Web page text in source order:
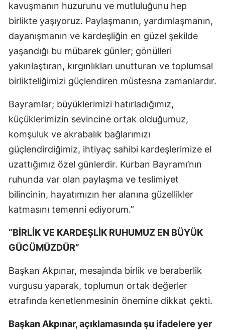
kavuşmanın huzurunu ve mutluluğunu hep
birlikte yaşıyoruz. Paylaşmanın, yardımlaşmanın,
dayanışmanın ve kardeşliğin en güzel şekilde
yaşandığı bu mübarek günler; gönülleri
yakınlaştıran, kırgınlıkları unutturan ve toplumsal
birlikteliğimizi güçlendiren müstesna zamanlardır.
Bayramlar; büyüklerimizi hatırladığımız,
küçüklerimizin sevincine ortak olduğumuz,
komşuluk ve akrabalık bağlarımızı
güçlendirdiğimiz, ihtiyaç sahibi kardeşlerimize el
uzattığımız özel günlerdir. Kurban Bayramı’nın
ruhunda var olan paylaşma ve teslimiyet
bilincinin, hayatımızın her alanına güzellikler
katmasını temenni ediyorum.”
“BİRLİK VE KARDEŞLİK RUHUMUZ EN BÜYÜK
GÜCÜMÜZDÜR”
Başkan Akpınar, mesajında birlik ve beraberlik
vurgusu yaparak, toplumun ortak değerler
etrafında kenetlenmesinin önemine dikkat çekti.
Başkan Akpınar, açıklamasında şu ifadelere yer